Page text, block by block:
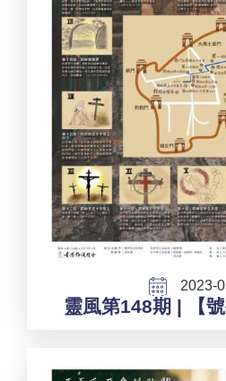
2023-
靈風第148期 | 【